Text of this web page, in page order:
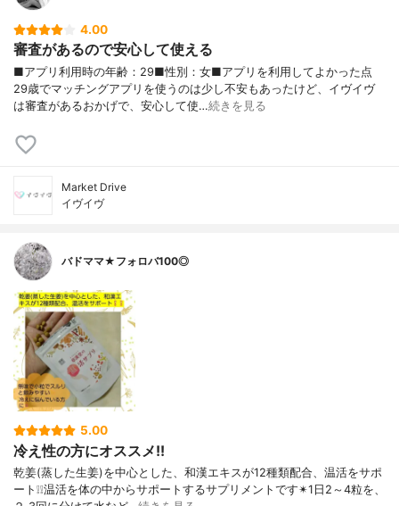
4.00
審査があるので安心して使える
■アプリ利用時の年齢：29■性別：女■アプリを利用してよかった点
29歳でマッチングアプリを使うのは少し不安もあったけど、イヴイヴ
は審査があるおかげで、安心して使…続きを見る
Market Drive
イヴイヴ
バドママ★フォロバ100◎
5.00
冷え性の方にオススメ!!
乾姜(蒸した生姜)を中心とした、和漢エキスが12種類配合、温活をサポ
ート❕❕温活を体の中からサポートするサプリメントです✴1日2～4粒を、